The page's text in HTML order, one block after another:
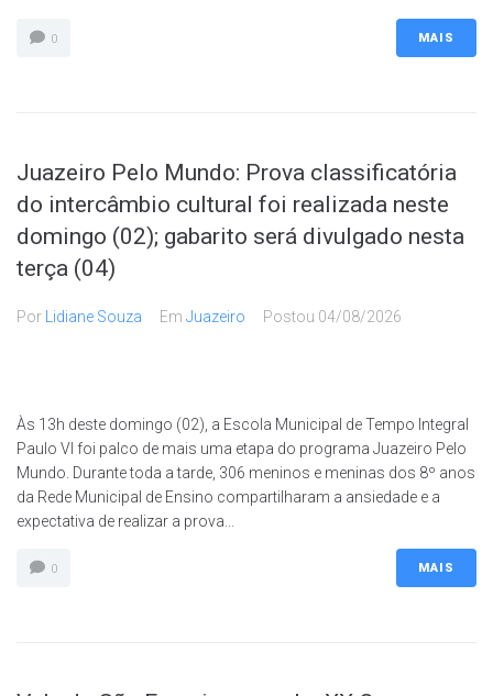
0 MAIS
Juazeiro Pelo Mundo: Prova classificatória
do intercâmbio cultural foi realizada neste
domingo (02); gabarito será divulgado nesta
terça (04)
Por Lidiane Souza Em Juazeiro Postou 04/08/2026
Às 13h deste domingo (02), a Escola Municipal de Tempo Integral
Paulo VI foi palco de mais uma etapa do programa Juazeiro Pelo
Mundo. Durante toda a tarde, 306 meninos e meninas dos 8º anos
da Rede Municipal de Ensino compartilharam a ansiedade e a
expectativa de realizar a prova...
0 MAIS